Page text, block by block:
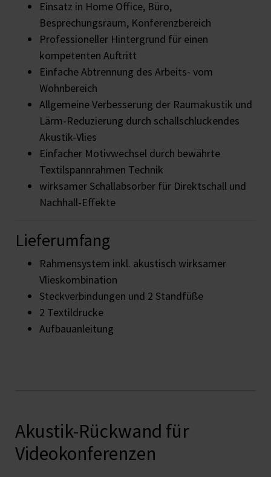
Einsatz in Home Office, Büro,
Besprechungsraum, Konferenzbereich
Professioneller Hintergrund für einen
kompetenten Auftritt
Einfache Abtrennung des Arbeits- vom
Wohnbereich
Allgemeine Verbesserung der Raumakustik und
Lärm-Reduzierung durch schallschluckendes
Akustik-Vlies
Einfacher Motivwechsel durch bewährte
Textilspannrahmen Technik
wirksamer Schallabsorber für Direktschall und
Nachhall-Effekte
Lieferumfang
Rahmensystem inkl. akustisch wirksamer
Vlieskombination
Steckverbindungen und 2 Standfüße
2 Textildrucke
Aufbauanleitung
Akustik-Rückwand für
Videokonferenzen